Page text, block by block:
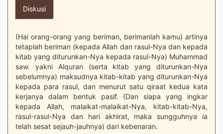
Diskusi
(Hai orang-orang yang beriman, berimanlah kamu) artinya
tetaplah beriman (kepada Allah dan rasul-Nya dan kepada
kitab yang diturunkan-Nya kepada rasul-Nya) Muhammad
saw. yakni Alquran (serta kitab yang diturunkan-Nya
sebelumnya) maksudnya kitab-kitab yang diturunkan-Nya
kepada para rasul, dan menurut satu qiraat kedua kata
kerjanya dalam bentuk pasif. (Dan siapa yang ingkar
kepada Allah, malaikat-malaikat-Nya, kitab-kitab-Nya,
rasul-rasul-Nya dan hari akhirat, maka sungguhnya ia
telah sesat sejauh-jauhnya) dari kebenaran.